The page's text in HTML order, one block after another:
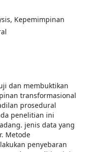
Kepemimpinan
dan membuktikan
transformasional
prosedural
penelitian ini
jenis data yang
Metode
penyebaran